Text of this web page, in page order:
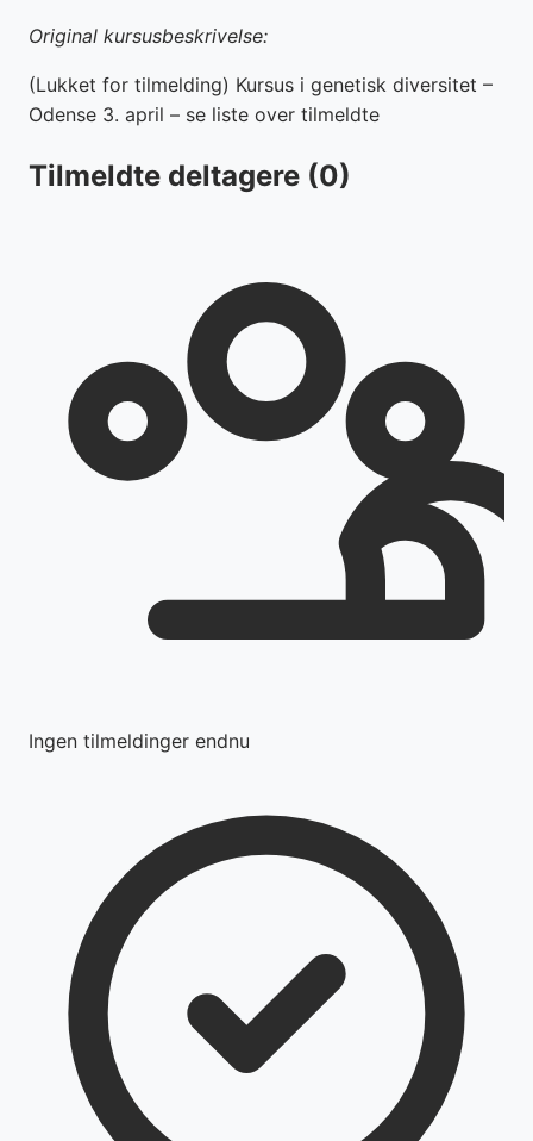
Original kursusbeskrivelse:
(Lukket for tilmelding) Kursus i genetisk diversitet –
Odense 3. april – se liste over tilmeldte
Tilmeldte deltagere (0)
Ingen tilmeldinger endnu